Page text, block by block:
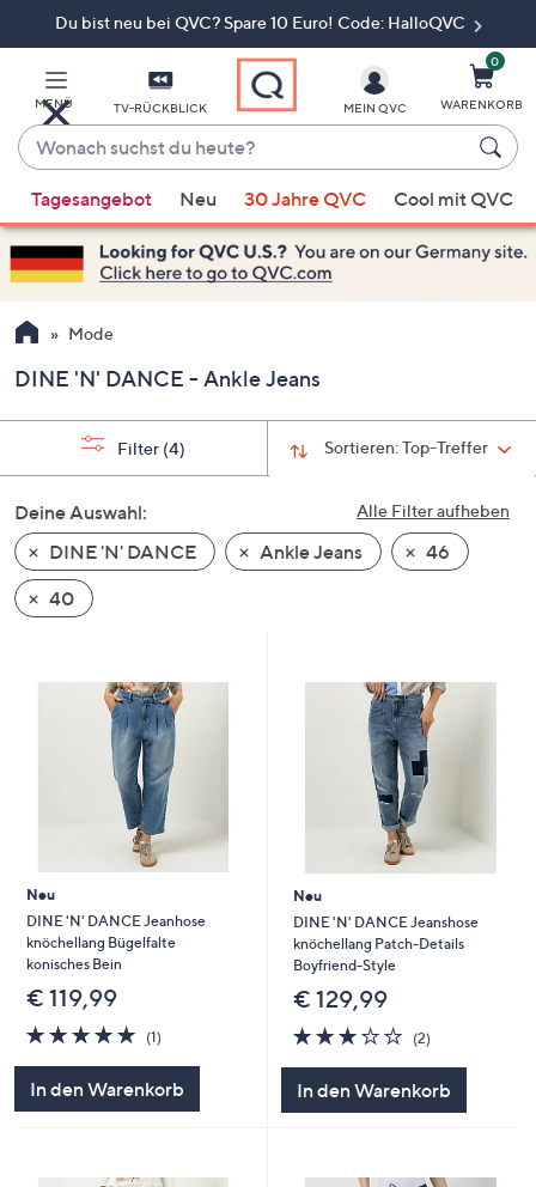
Du bist neu bei QVC? Spare 10 Euro! Code: HalloQVC
MENÜ TV-RÜCKBLICK
Wonach
suchst
du
heute?
Vorschläge
verfügbar
sind,
verwenden
Sie
Pfeiltasten
nach
und
nach
unten
oder
wischen
Sie
diese
anzuzeigen.
MEIN QVC
0
WARENKORB
Tagesangebot Neu 30 Jahre QVC Cool mit QVC
Mode
DINE 'N' DANCE - Ankle Jeans
Sortieren:Top-Treffer
Filter (4)
Alle Filter aufheben
Deine Auswahl:
DINE 'N' DANCE
Ankle Jeans
46
40
Neu
DINE 'N' DANCE Jeanhose
knöchellang Bügelfalte
konisches Bein
€ 119,99
5.0
von
(1)1
In den Warenkorb
Neu
DINE 'N' DANCE Jeanshose
knöchellang Patch-Details
Boyfriend-Style
€ 129,99
3.0
von
(2)2
In den Warenkorb